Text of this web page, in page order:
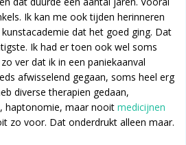
Ik kan me ook tijden herinneren
dat het goed ging. Dat
Ik had er toen ook wel soms
ver dat ik in een paniekaanval
afwisselend gegaan, soms heel erg
diverse therapien gedaan,
haptonomie, maar nooit medicijnen
zo voor. Dat onderdrukt alleen maar.